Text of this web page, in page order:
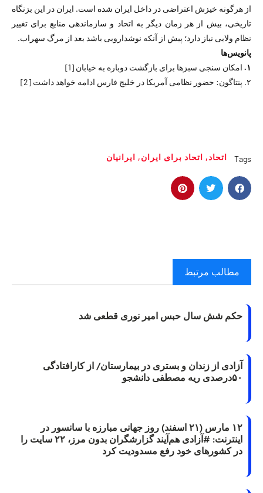
از هرگونه خیزش اعتراضی در داخل ایران شده است. ایران در این بزنگاه
تاریخی، بیش از هر زمان دیگر به اتحاد و سازماندهی منابع برای تغییر
نظام ولایی نیاز دارد؛ پیش از آنکه نوشدارویی باشد بعد از مرگ سهراب.
پانویس‌ها
۱. امکان سنجی سبزها برای بازگشت دوباره به خیابان [1]
۲. پنتاگون: حضور نظامی آمریکا در خلیج فارس ادامه خواهد داشت [2]
Tags اتحاد, اتحاد برای ایران, ایرانیان
مطالب مرتبط
حکم شش سال حبس امیر نوری قطعی شد
آزادی از زندان و بستری در بیمارستان/ از کارافتادگی
۵۰درصدی ریه مصطفی دانشجو
۱۲ مارس (۲۱ اسفند) روز جهانی مبارزه با سانسور در
اینترنت: #آزادی هم‌آیند گزارشگران‌ بدون مرز، ۲۲ سایت را
در کشورهای خود رفع مسدودیت کرد